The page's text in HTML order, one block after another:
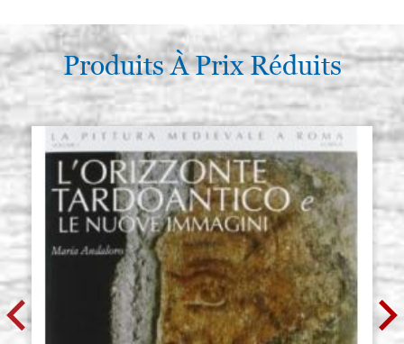
Produits À Prix Réduits